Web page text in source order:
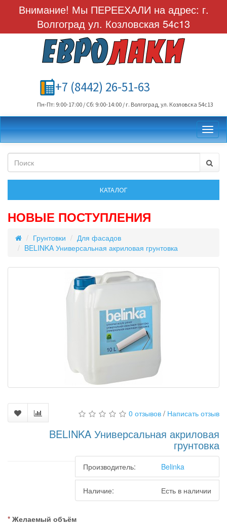
Внимание! Мы ПЕРЕЕХАЛИ на адрес: г.
Волгоград ул. Козловская 54с13
+7 (8442) 26-51-63
Пн-Пт: 9:00-17:00 / Сб: 9:00-14:00 / г. Волгоград, ул. Козловска 54с13
НОВЫЕ ПОСТУПЛЕНИЯ
Грунтовки
Для фасадов
BELINKA Универсальная акриловая грунтовка
0 отзывов / Написать отзыв
BELINKA Универсальная акриловая
грунтовка
Производитель: Belinka
Наличие: Есть в наличии
Желаемый объём